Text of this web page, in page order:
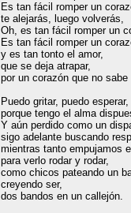
Es tan fácil romper un
te alejarás, luego volverás,
Oh, es tan fácil romper un
Es tan fácil romper un
y es tan tonto el amor,
que se deja atrapar,
por un corazón que no sabe
Puedo gritar, puedo esperar,
porque tengo el alma
Y aún perdido como un
sigo adelante buscando
mientras tanto empujamos
para verlo rodar y rodar,
como chicos pateando un
creyendo ser,
dos bandos en un callejón.